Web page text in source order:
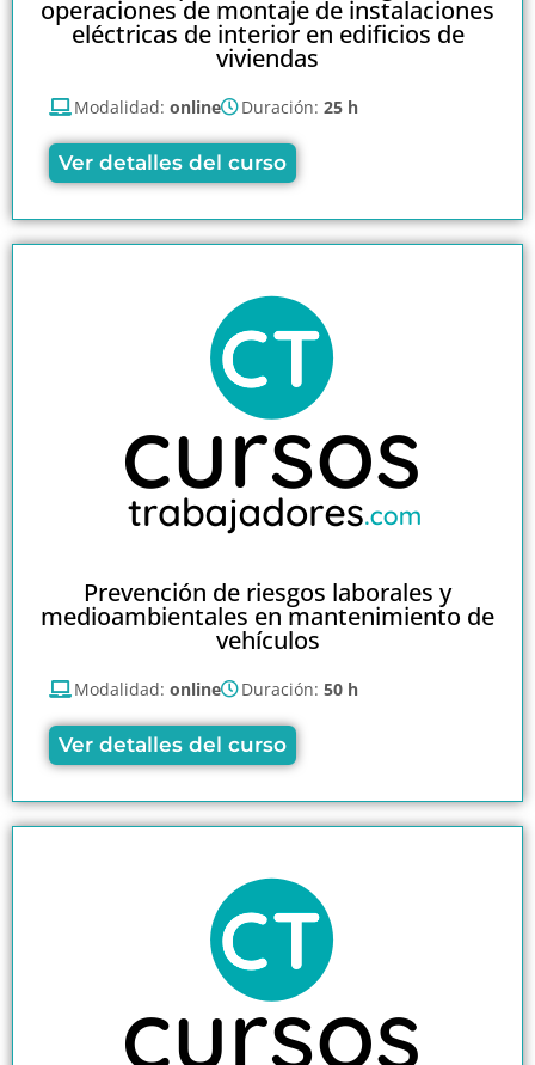
operaciones de montaje de instalaciones
eléctricas de interior en edificios de
viviendas
Modalidad: online Duración: 25 h
Ver detalles del curso
Prevención de riesgos laborales y
medioambientales en mantenimiento de
vehículos
Modalidad: online Duración: 50 h
Ver detalles del curso